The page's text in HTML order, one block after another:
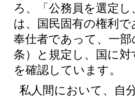
ろ、「公務員を選定
は、国民固有の権利
奉仕者であって、一
条）と規定し、国に
を確認しています。
私人間において、自